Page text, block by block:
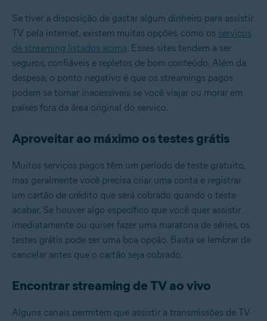
Se tiver a disposição de gastar algum dinheiro para assistir
TV pela internet, existem muitas opções, como os serviços
de streaming listados acima. Esses sites tendem a ser
seguros, confiáveis e repletos de bom conteúdo. Além da
despesa, o ponto negativo é que os streamings pagos
podem se tornar inacessíveis se você viajar ou morar em
países fora da área original do serviço.
Aproveitar ao máximo os testes grátis
Muitos serviços pagos têm um período de teste gratuito,
mas geralmente você precisa criar uma conta e registrar
um cartão de crédito que será cobrado quando o teste
acabar. Se houver algo específico que você quer assistir
imediatamente ou quiser fazer uma maratona de séries, os
testes grátis pode ser uma boa opção. Basta se lembrar de
cancelar antes que o cartão seja cobrado.
Encontrar streaming de TV ao vivo
Alguns canais permitem que assistir a transmissões de TV